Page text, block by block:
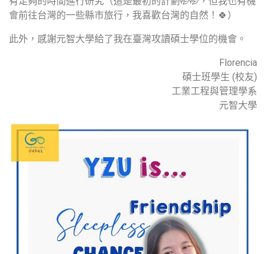
會前往台灣的一些縣市旅行，我喜歡台灣的自然！🍀）
此外，感謝元智大學給了我在臺灣攻讀碩士學位的機會。
Florencia
碩士班學生 (校友)
工業工程與管理學系
元智大學